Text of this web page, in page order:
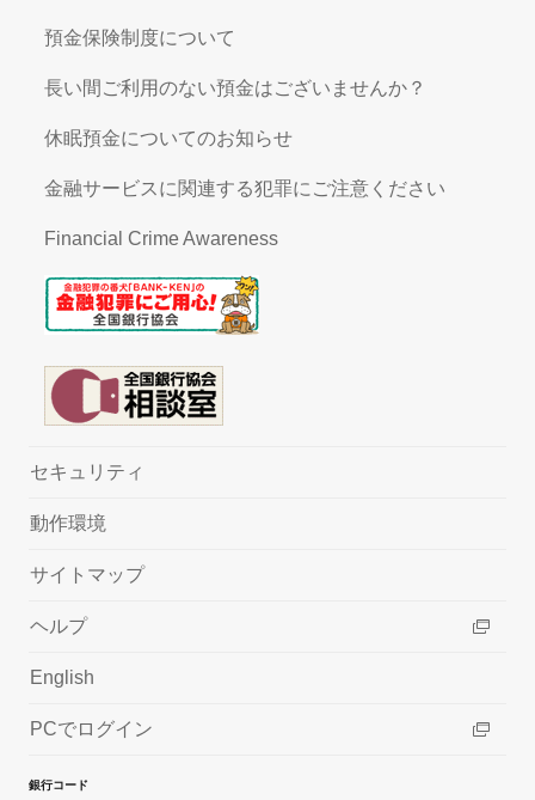
預金保険制度について
長い間ご利用のない預金はございませんか？
休眠預金についてのお知らせ
金融サービスに関連する犯罪にご注意ください
Financial Crime Awareness
セキュリティ
動作環境
サイトマップ
ヘルプ
English
PCでログイン
銀行コード